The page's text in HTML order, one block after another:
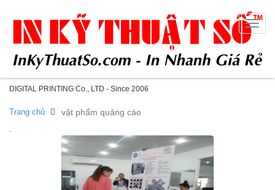
DIGITAL PRINTING Co., LTD - Since 2006
Toggle
Trang chủ vật phẩm quảng cáo
.